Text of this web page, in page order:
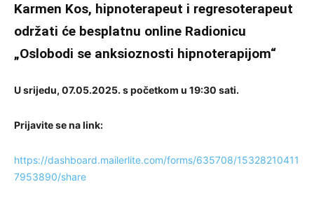
Karmen Kos, hipnoterapeut i regresoterapeut
održati će besplatnu online Radionicu
„Oslobodi se anksioznosti hipnoterapijom“
U srijedu, 07.05.2025. s početkom u 19:30 sati.
Prijavite se na link:
https://dashboard.mailerlite.com/forms/635708/15328210411
7953890/share